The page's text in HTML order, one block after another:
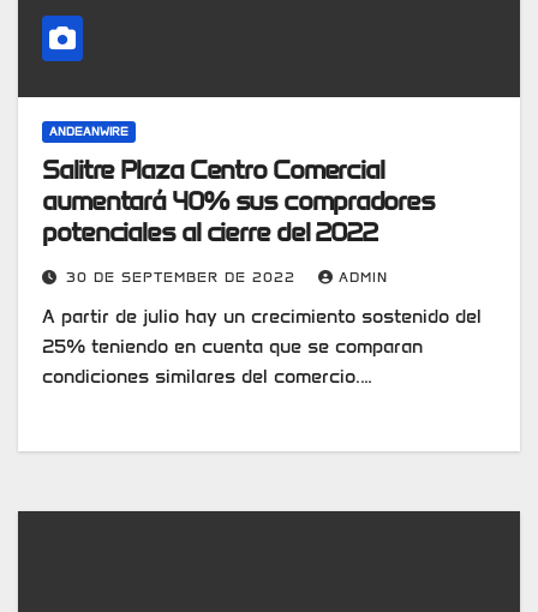
ANDEANWIRE
Salitre Plaza Centro Comercial
aumentará 40% sus compradores
potenciales al cierre del 2022
30 DE SEPTEMBER DE 2022 ADMIN
A partir de julio hay un crecimiento sostenido del
25% teniendo en cuenta que se comparan
condiciones similares del comercio.…